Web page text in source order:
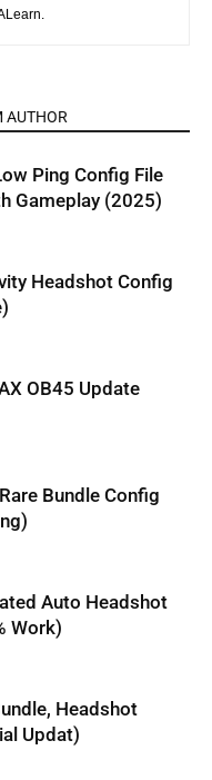
AUTHOR
Ping Config File
Gameplay (2025)
Headshot Config
OB45 Update
Bundle Config
Auto Headshot
Work)
Headshot
Updat)